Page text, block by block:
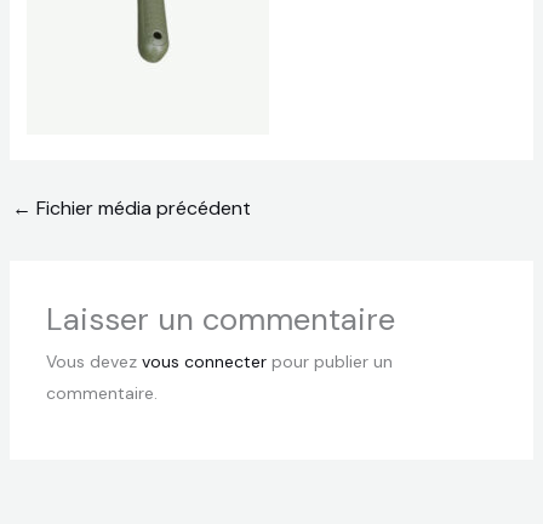
← Fichier média précédent
Laisser un commentaire
Vous devez vous connecterpour publier un
commentaire.